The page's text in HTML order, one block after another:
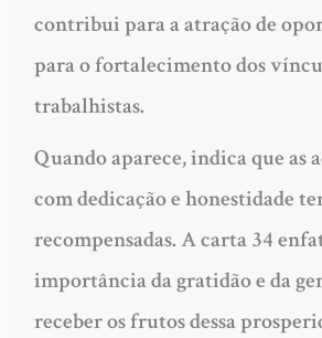
contribui para a atração de
para o fortalecimento dos
trabalhistas.
Quando aparece, indica que as
com dedicação e honestidade
recompensadas. A carta 34
importância da gratidão e da
receber os frutos dessa